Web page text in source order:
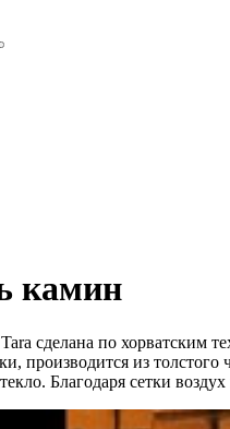
камин
сделана по хорватским
производится из
Благодаря сетки